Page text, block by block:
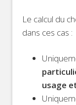
Le calcul du
dans ces cas :
usage